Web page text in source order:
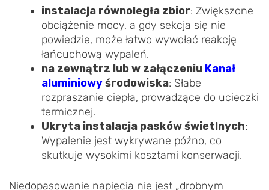
instalacja równoległa zbior: Zwiększone
obciążenie mocy, a gdy sekcja się nie
powiedzie, może łatwo wywołać reakcję
łańcuchową wypaleń.
na zewnątrz lub w załączeniu Kanał
aluminiowyśrodowiska: Słabe
rozpraszanie ciepła, prowadzące do ucieczki
termicznej.
Ukryta instalacja pasków świetlnych:
Wypalenie jest wykrywane późno, co
skutkuje wysokimi kosztami konserwacji.
Niedopasowanie napięcia nie jest „drobnym